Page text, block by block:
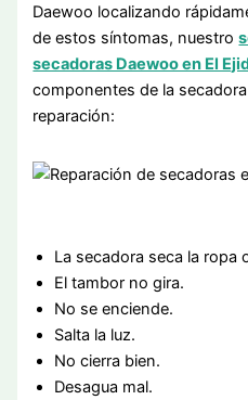
Daewoo localizando
de estos síntomas, nuestro
secadoras Daewoo en El
componentes de la
reparación:
La secadora seca la ropa
El tambor no gira.
No se enciende.
Salta la luz.
No cierra bien.
Desagua mal.